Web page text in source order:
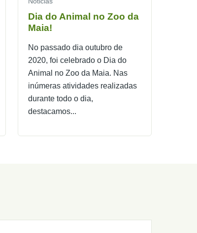
Dia do Animal no Zoo da
Maia!
No passado dia outubro de
2020, foi celebrado o Dia do
Animal no Zoo da Maia. Nas
inúmeras atividades realizadas
durante todo o dia,
destacamos...